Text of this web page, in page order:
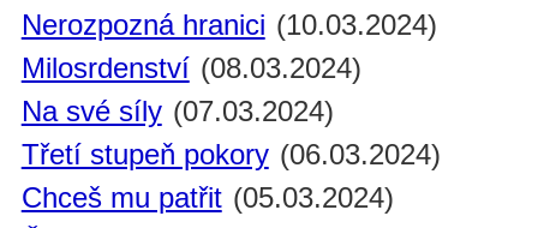
Nerozpozná hranici (10.03.2024)
Milosrdenství (08.03.2024)
Na své síly (07.03.2024)
Třetí stupeň pokory (06.03.2024)
Chceš mu patřit (05.03.2024)